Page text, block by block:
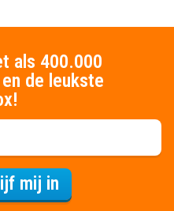
als 400.000
de leukste
mij in